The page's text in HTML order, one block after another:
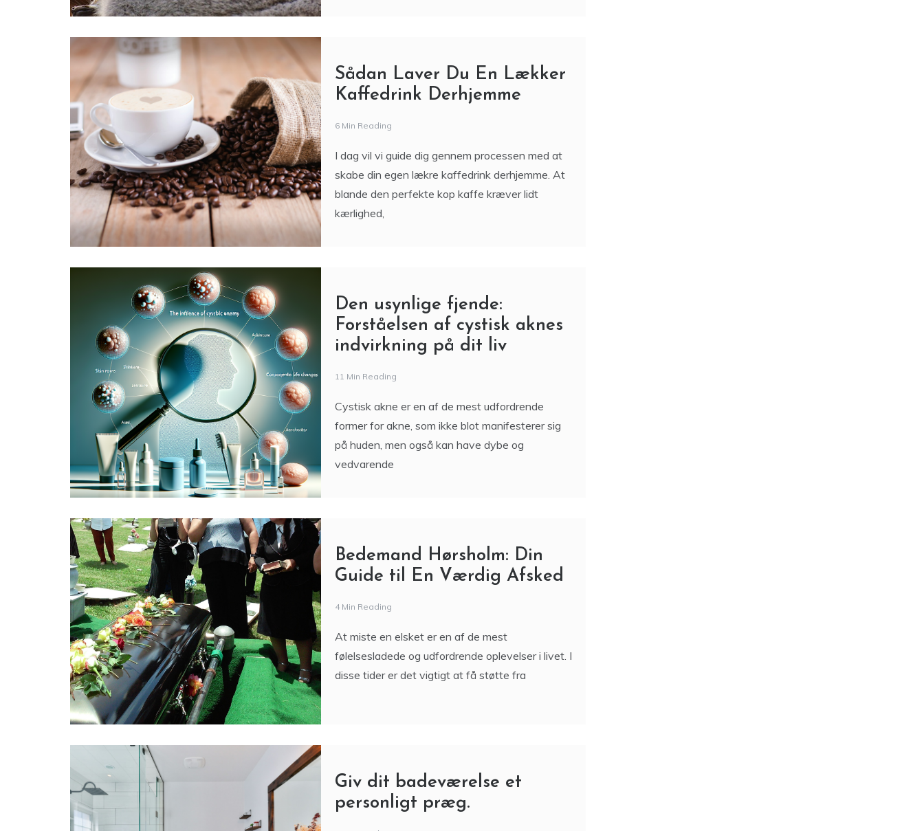
Sådan Laver Du En Lækker
Kaffedrink Derhjemme
6 Min Reading
I dag vil vi guide dig gennem processen med at
skabe din egen lækre kaffedrink derhjemme. At
blande den perfekte kop kaffe kræver lidt
kærlighed,
Den usynlige fjende:
Forståelsen af cystisk aknes
indvirkning på dit liv
11 Min Reading
Cystisk akne er en af de mest udfordrende
former for akne, som ikke blot manifesterer sig
på huden, men også kan have dybe og
vedvarende
Bedemand Hørsholm: Din
Guide til En Værdig Afsked
4 Min Reading
At miste en elsket er en af de mest
følelsesladede og udfordrende oplevelser i livet. I
disse tider er det vigtigt at få støtte fra
Giv dit badeværelse et
personligt præg.